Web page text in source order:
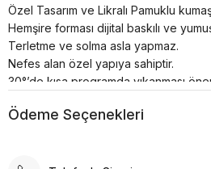
Özel Tasarım ve Likralı Pamuklu
Hemşire forması dijital baskılı ve
Terletme ve solma asla yapmaz.
Nefes alan özel yapıya sahiptir.
30°’de kısa programda yıkanması
Ödeme Seçenekleri